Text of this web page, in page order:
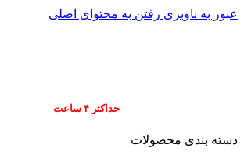
عبور به ناوبری رفتن به محتوای اصلی
حداکثر ۴ ساعت
دسته بندی محصولات